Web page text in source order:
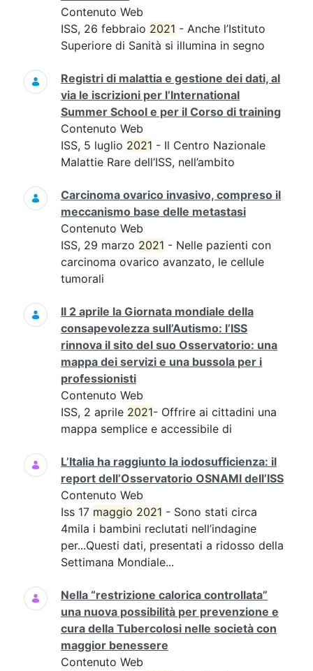
Contenuto Web
ISS, 26 febbraio 2021 - Anche l’Istituto
Superiore di Sanità si illumina in segno
Registri di malattia e gestione dei dati, al
via le iscrizioni per l’International
Summer School e per il Corso di training
Contenuto Web
ISS, 5 luglio 2021 - Il Centro Nazionale
Malattie Rare dell’ISS, nell’ambito
Carcinoma ovarico invasivo, compreso il
meccanismo base delle metastasi
Contenuto Web
ISS, 29 marzo 2021 - Nelle pazienti con
carcinoma ovarico avanzato, le cellule
tumorali
Il 2 aprile la Giornata mondiale della
consapevolezza sull’Autismo: l’ISS
rinnova il sito del suo Osservatorio: una
mappa dei servizi e una bussola per i
professionisti
Contenuto Web
ISS, 2 aprile 2021- Offrire ai cittadini una
mappa semplice e accessibile di
L’Italia ha raggiunto la iodosufficienza: il
report dell’Osservatorio OSNAMI dell’ISS
Contenuto Web
Iss 17 maggio 2021 - Sono stati circa
4mila i bambini reclutati nell’indagine
per...Questi dati, presentati a ridosso della
Settimana Mondiale...
Nella “restrizione calorica controllata”
una nuova possibilità per prevenzione e
cura della Tubercolosi nelle società con
maggior benessere
Contenuto Web